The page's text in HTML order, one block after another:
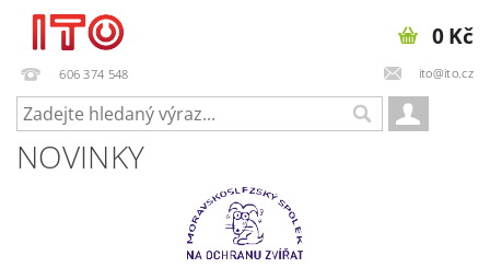
606 374 548 ito@ito.cz
0 Kč
NOVINKY